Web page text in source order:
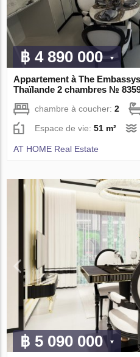
฿ 4 890 000
Appartement à The
Thaïlande 2 chambres №
chambre à coucher:2
Espace de vie:51 m²
AT HOME Real Estate
฿ 5 090 000